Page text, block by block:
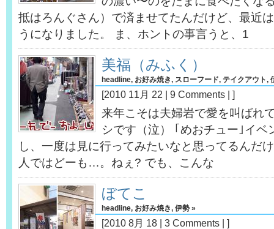
抵はろんぐさん）で済ませてたんだけど、最近
うになりました。 ま、ホントの事言うと、1
美福（みふく）
headline, お好み焼き, スローフード, テイクアウト,
[2010 11月 22 | 9 Comments | ]
来年こそは夫婦岩で愛を叫ばれ
シです（泣） ｢めおチュー｣イベ
し、一度は見に行ってみたいなと思ってるんだ
人ではどーも…。ねぇ? でも、こんな
ぼてこ
headline, お好み焼き, 伊勢 »
[2010 8月 18 | 3 Comments | ]